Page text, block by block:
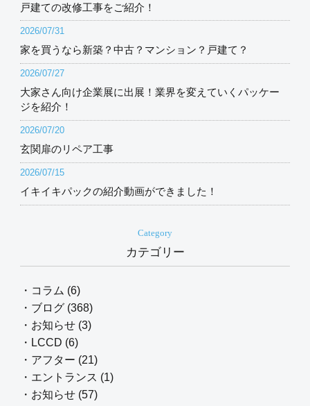
戸建ての改修工事をご紹介！
2026/07/31
家を買うなら新築？中古？マンション？戸建て？
2026/07/27
大家さん向け企業展に出展！業界を変えていくパッケー
ジを紹介！
2026/07/20
玄関扉のリペア工事
2026/07/15
イキイキパックの紹介動画ができました！
Category
カテゴリー
・コラム (6)
・ブログ (368)
・お知らせ (3)
・LCCD (6)
・アフター (21)
・エントランス (1)
・お知らせ (57)